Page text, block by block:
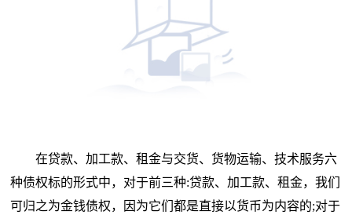
在贷款、加工款、租金与交货、货物运输、技术服务六
种债权标的形式中，对于前三种:贷款、加工款、租金，我们
可归之为金钱债权，因为它们都是直接以货币为内容的;对于